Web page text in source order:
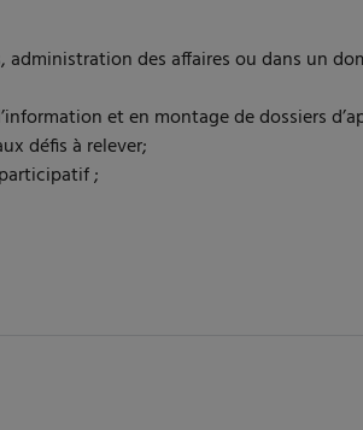
des affaires ou dans un
et en montage de dossiers
défis à relever;
;